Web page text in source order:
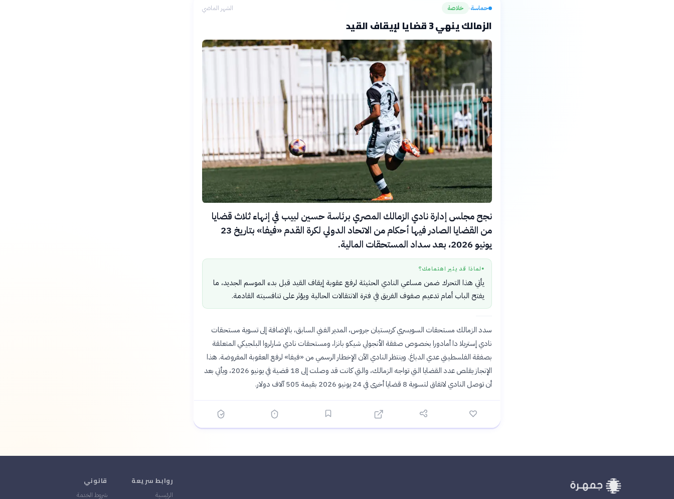
حماسة› خلاصة الشهر الماضي
الزمالك ينهي 3 قضايا لإيقاف القيد
نجح مجلس إدارة نادي الزمالك المصري برئاسة حسين لبيب في إنهاء ثلاث قضايا
من القضايا الصادر فيها أحكام من الاتحاد الدولي لكرة القدم «فيفا» بتاريخ 23
يونيو 2026، بعد سداد المستحقات المالية.
● لماذا قد يثير اهتمامك؟
يأتي هذا التحرك ضمن مساعي النادي الحثيثة لرفع عقوبة إيقاف القيد قبل بدء الموسم الجديد، ما
يفتح الباب أمام تدعيم صفوف الفريق في فترة الانتقالات الحالية ويؤثر على تنافسيته القادمة.
سدد الزمالك مستحقات السويسري كريستيان جروس، المدير الفني السابق، بالإضافة إلى تسوية مستحقات
نادي إستريلا دا أمادورا بخصوص صفقة الأنجولي شيكو بانزا، ومستحقات نادي شارلروا البلجيكي المتعلقة
بصفقة الفلسطيني عدي الدباغ. وينتظر النادي الآن الإخطار الرسمي من «فيفا» لرفع العقوبة المفروضة. هذا
الإنجاز يقلص عدد القضايا التي تواجه الزمالك، والتي كانت قد وصلت إلى 18 قضية في يونيو 2026، ويأتي بعد
أن توصل النادي لاتفاق لتسوية 8 قضايا أخرى في 24 يونيو 2026 بقيمة 505 آلاف دولار.
روابط سريعة
الرئيسية
قانوني
شروط الخدمة